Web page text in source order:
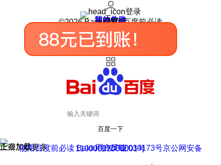
登录
我的关注
我的收藏
皮肤中心
用户反馈
设置
©2026 Baidu 使用百度前必读
百度一下
正在加载
上滑加载更多 用户反馈
使用百度前必读 Baidu 京ICP证030173号
京公网安备11000002000001号